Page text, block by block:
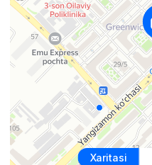
Xaritasi